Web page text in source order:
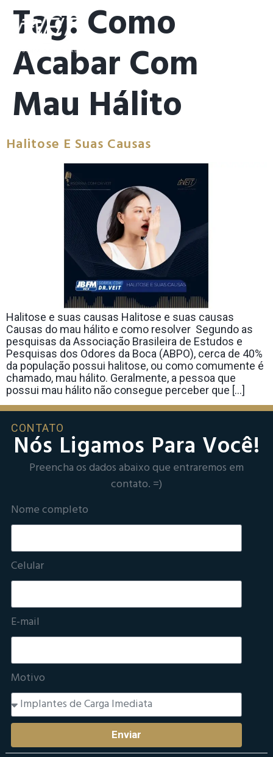
Tag: Como
Acabar Com
Mau Hálito
Halitose E Suas Causas
Halitose e suas causas Halitose e suas causas
Causas do mau hálito e como resolver Segundo as
pesquisas da Associação Brasileira de Estudos e
Pesquisas dos Odores da Boca (ABPO), cerca de 40%
da população possui halitose, ou como comumente é
chamado, mau hálito. Geralmente, a pessoa que
possui mau hálito não consegue perceber que […]
CONTATO
Nós Ligamos Para Você!
Preencha os dados abaixo que entraremos em
contato. =)
Nome completo
Celular
E-mail
Motivo
Enviar